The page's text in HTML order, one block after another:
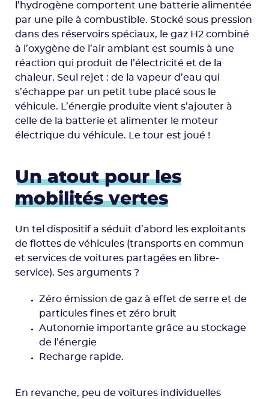
l’hydrogène comportent une batterie alimentée
par une pile à combustible. Stocké sous pression
dans des réservoirs spéciaux, le gaz H2 combiné
à l’oxygène de l’air ambiant est soumis à une
réaction qui produit de l’électricité et de la
chaleur. Seul rejet : de la vapeur d’eau qui
s’échappe par un petit tube placé sous le
véhicule. L’énergie produite vient s’ajouter à
celle de la batterie et alimenter le moteur
électrique du véhicule. Le tour est joué !
Un atout pour les
mobilités vertes
Un tel dispositif a séduit d’abord les exploitants
de flottes de véhicules (transports en commun
et services de voitures partagées en libre-
service). Ses arguments ?
Zéro émission de gaz à effet de serre et de
particules fines et zéro bruit
Autonomie importante grâce au stockage
de l’énergie
Recharge rapide.
En revanche, peu de voitures individuelles